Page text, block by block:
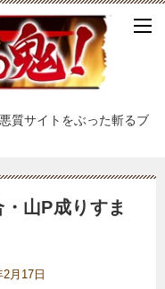
質サイトをぶった斬るブ
山P成りすま
2月17日